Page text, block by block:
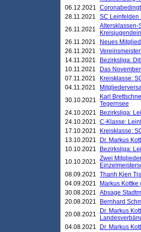
06.12.2021
28.11.2021
SC Leinfelden
26.11.2021
Altersklassen-
26.11.2021
Neues
26.11.2021
14.11.2021
Bezirksliga:
10.11.2021
Das
07.11.2021
Kreisklasse:
04.11.2021
30.10.2021
Karl
Tegernsee
24.10.2021
Bezirksliga:
24.10.2021 C-Klasse:
17.10.2021
Kreisklasse:
13.10.2021
Dr. Markus
10.10.2021
Bezirksliga:
10.10.2021 Zwei
08.09.2021 Thanh Kien
04.09.2021
Markus
30.08.2021 Absage
20.08.2021
Bernhard
20.08.2021
Dr. Markus
04.08.2021
Dr. Markus